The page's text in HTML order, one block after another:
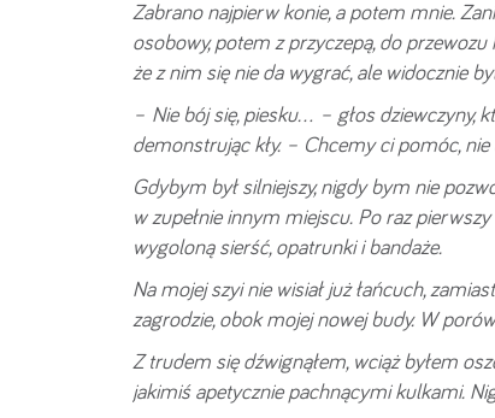
Zabrano najpierw konie, a potem mnie.
osobowy, potem z przyczepą, do
że z nim się nie da wygrać, ale widocznie
– Nie bój się, piesku… – głos dziewczyny,
demonstrując kły. – Chcemy ci pomóc,
Gdybym był silniejszy, nigdy bym nie
w zupełnie innym miejscu. Po raz
wygoloną sierść, opatrunki i bandaże.
Na mojej szyi nie wisiał już łańcuch,
zagrodzie, obok mojej nowej budy. W
Z trudem się dźwignąłem, wciąż byłem
jakimiś apetycznie pachnącymi kulkami.